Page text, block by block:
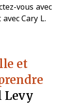
vous avec
avec Cary L.
et
Levy